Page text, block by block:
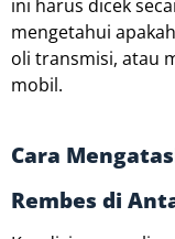
ini harus dicek
mengetahui
oli transmisi, atau
mobil.
Cara
Rembes di